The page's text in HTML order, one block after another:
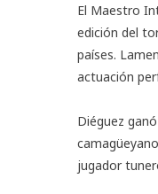
El Maestro
edición del
países.
actuación
Diéguez
jugador